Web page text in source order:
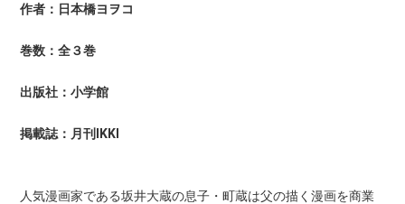
作者：日本橋ヨヲコ
巻数：全３巻
出版社：小学館
掲載誌：月刊IKKI
人気漫画家である坂井大蔵の息子・町蔵は父の描く漫画を商業